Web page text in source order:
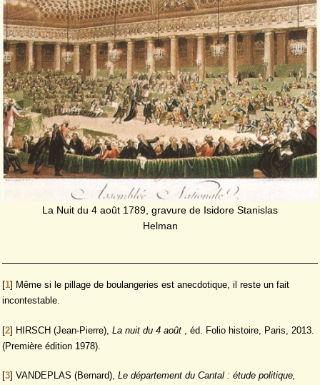
La Nuit du 4 août 1789, gravure de Isidore Stanislas
Helman
[1] Même si le pillage de boulangeries est anecdotique, il reste un fait
incontestable.
[2] HIRSCH (Jean-Pierre), La nuit du 4 août
, éd. Folio histoire, Paris, 2013.
(Première édition 1978).
[3] VANDEPLAS (Bernard), Le département du Cantal : étude politique,